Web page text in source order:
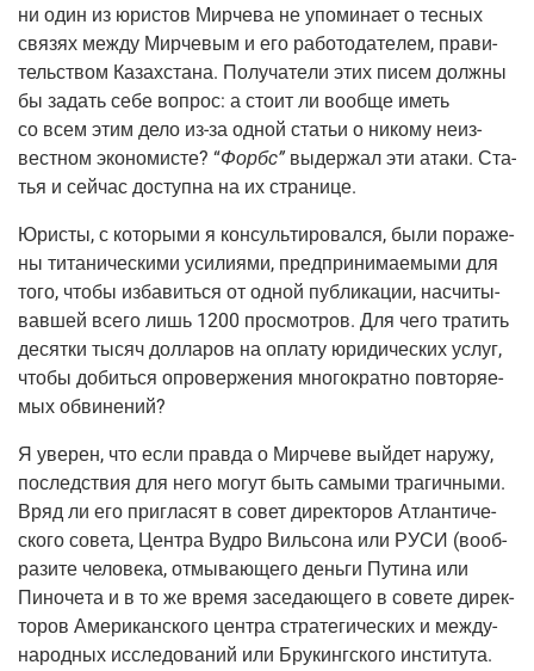
ни один из юри­стов Мир­че­ва не упо­ми­на­ет о тес­ных
свя­зях меж­ду Мир­че­вым и его рабо­то­да­те­лем, пра­ви­
тель­ством Казах­ста­на. Полу­ча­те­ли этих писем долж­ны
бы задать себе вопрос: а сто­ит ли вооб­ще иметь
со всем этим дело из-за одной ста­тьи о нико­му неиз­
вест­ном эко­но­ми­сте? “Форбс” выдер­жал эти ата­ки. Ста­
тья и сей­час доступ­на на их странице.
Юри­сты, с кото­ры­ми я кон­суль­ти­ро­вал­ся, были пора­же­
ны тита­ни­че­ски­ми уси­ли­я­ми, пред­при­ни­ма­е­мы­ми для
того, что­бы изба­вить­ся от одной пуб­ли­ка­ции, насчи­ты­
вав­шей все­го лишь 1200 про­смот­ров. Для чего тра­тить
десят­ки тысяч дол­ла­ров на опла­ту юри­ди­че­ских услуг,
что­бы добить­ся опро­вер­же­ния мно­го­крат­но повто­ря­е­
мых обвинений?
Я уве­рен, что если прав­да о Мир­че­ве вый­дет нару­жу,
послед­ствия для него могут быть самы­ми тра­гич­ны­ми.
Вряд ли его при­гла­сят в совет дирек­то­ров Атлан­ти­че­
ско­го сове­та, Цен­тра Вуд­ро Виль­со­на или РУСИ (вооб­
ра­зи­те чело­ве­ка, отмы­ва­ю­ще­го день­ги Пути­на или
Пино­че­та и в то же вре­мя засе­да­ю­ще­го в сове­те дирек­
то­ров Аме­ри­кан­ско­го цен­тра стра­те­ги­че­ских и меж­ду­
на­род­ных иссле­до­ва­ний или Бру­кинг­ско­го инсти­ту­та.